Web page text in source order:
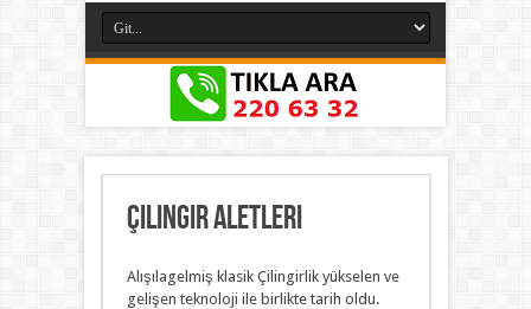
Çilingir Aletleri
Alışılagelmiş klasik Çilingirlik yükselen ve
gelişen teknoloji ile birlikte tarih oldu.